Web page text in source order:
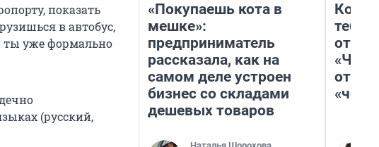
показать
в автобус,
ты уже формально
(русский,
«Покупаешь кота в
мешке»:
предприниматель
рассказала, как на
самом деле устроен
бизнес со складами
дешевых товаров
тебя